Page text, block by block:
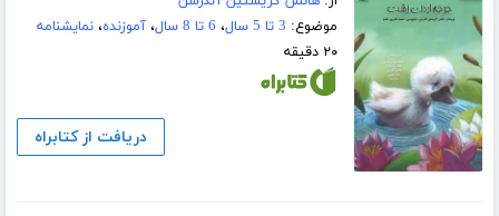
موضوع: 3 تا 5 سال ، 6 تا 8 سال ،آموزنده،نمایشنامه
۲۰ دقیقه
دریافت از کتابراه